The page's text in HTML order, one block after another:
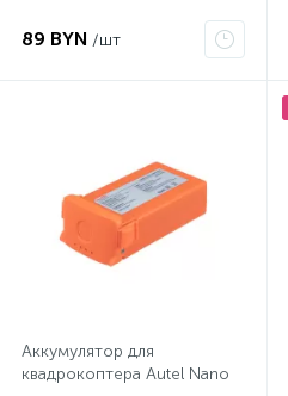
89 BYN /шт
Аккумулятор для
квадрокоптера Autel Nano